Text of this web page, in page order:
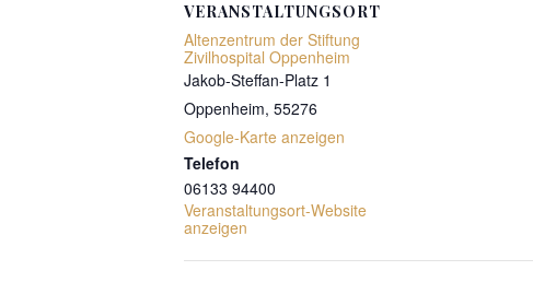
VERANSTALTUNGSORT
Altenzentrum der Stiftung
Zivilhospital Oppenheim
Jakob-Steffan-Platz 1
Oppenheim, 55276
Google-Karte anzeigen
Telefon
06133 94400
Veranstaltungsort-Website
anzeigen